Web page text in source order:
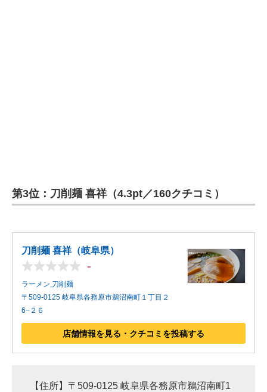
第3位：刀削麺 喜祥（4.3pt／160クチコミ）
刀削麺 喜祥（岐阜県）
-
ラーメン,刀削麺
〒509-0125 岐阜県各務原市鵜沼南町１丁目２
6−２６
店舗情報を見る・クチコミを投稿する
【住所】〒509-0125 岐阜県各務原市鵜沼南町1